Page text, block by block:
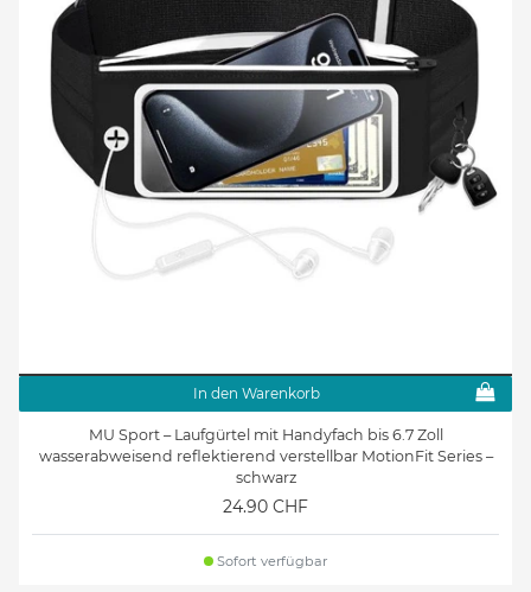
In den Warenkorb
MU Sport – Laufgürtel mit Handyfach bis 6.7 Zoll
wasserabweisend reflektierend verstellbar MotionFit Series –
schwarz
24.90 CHF
Sofort verfügbar